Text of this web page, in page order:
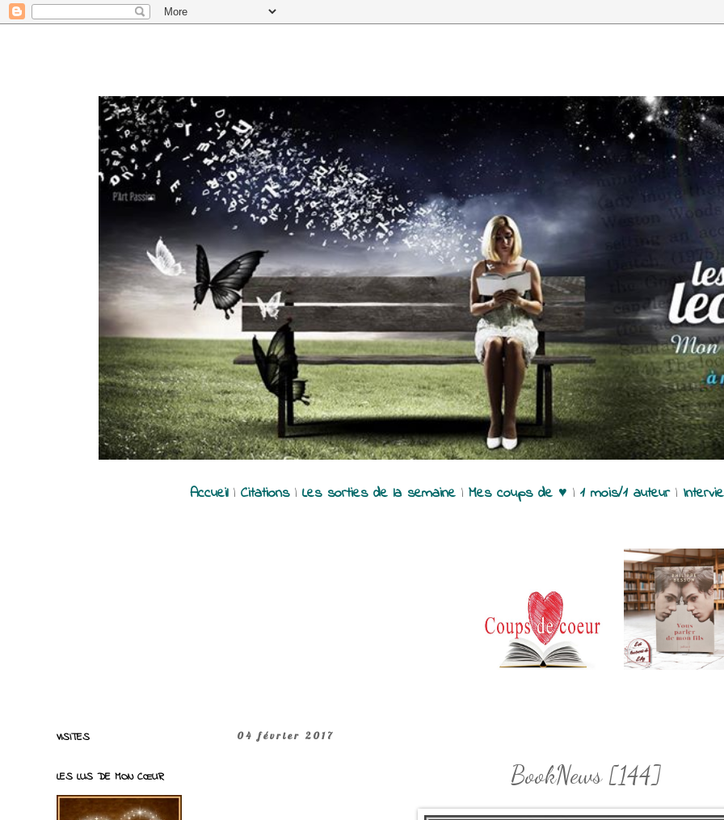
Accueil| Citations| Les sorties de la semaine| Mes coups de ♥ | 1 mois/1 auteur|
04 février 2017
BookNews [144]
VISITES
LES LUS DE MON CŒUR